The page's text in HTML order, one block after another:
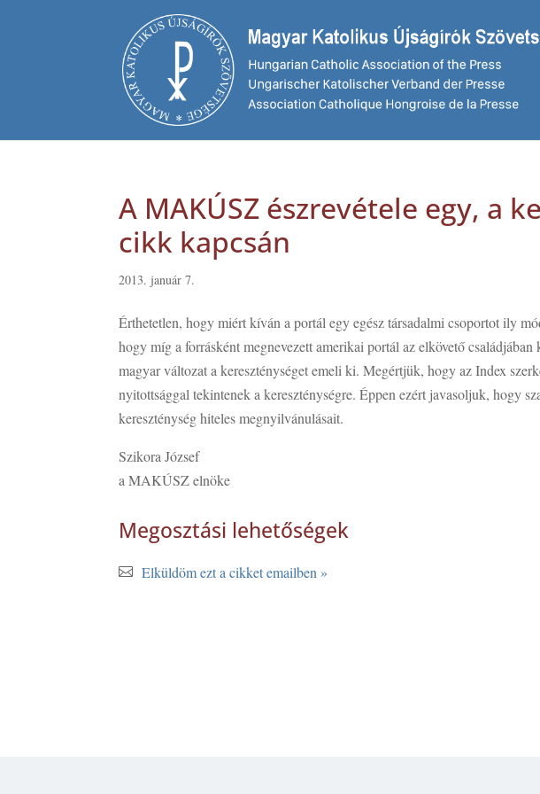
A MAKÚSZ észrevétele egy, a
cikk kapcsán
2013. január 7.
Érthetetlen, hogy miért kíván a portál egy egész társadalmi csoportot ily
hogy míg a forrásként megnevezett amerikai portál az elkövető
magyar változat a kereszténységet emeli ki. Megértjük, hogy az Index
nyitottsággal tekintenek a kereszténységre. Éppen ezért javasoljuk, hogy
kereszténység hiteles megnyilvánulásait.
Szikora József
a MAKÚSZ elnöke
Megosztási lehetőségek
Elküldöm ezt a cikket emailben »